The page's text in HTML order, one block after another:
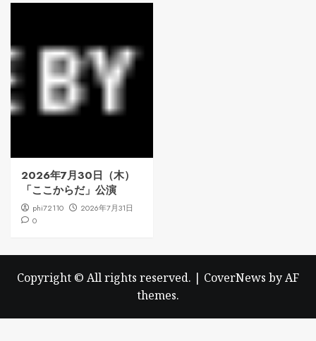
2026年7月30日（木）
「ここからだ」公演
phi72110
2026年7月31日
0
Copyright © All rights reserved. | CoverNews by AF
themes.